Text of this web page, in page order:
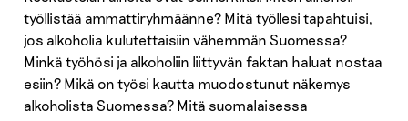
työllistää ammattiryhmäänne? Mitä työllesi tapahtuisi,
jos alkoholia kulutettaisiin vähemmän Suomessa?
Minkä työhösi ja alkoholiin liittyvän faktan haluat nostaa
esiin? Mikä on työsi kautta muodostunut näkemys
alkoholista Suomessa? Mitä suomalaisessa